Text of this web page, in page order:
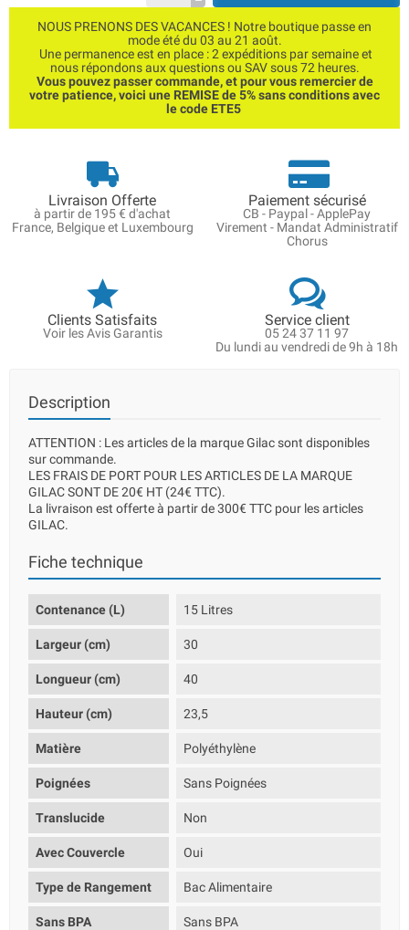
NOUS PRENONS DES VACANCES ! Notre boutique passe en
mode été du 03 au 21 août.
Une permanence est en place : 2 expéditions par semaine et
nous répondons aux questions ou SAV sous 72 heures.
Vous pouvez passer commande, et pour vous remercier de
votre patience, voici une REMISE de 5% sans conditions avec
le code ETE5
Livraison Offerte
à partir de 195 € d'achat
France, Belgique et Luxembourg
Paiement sécurisé
CB - Paypal - ApplePay
Virement - Mandat Administratif
Chorus
Clients Satisfaits
Voir les Avis Garantis
Service client
05 24 37 11 97
Du lundi au vendredi de 9h à 18h
Description
ATTENTION : Les articles de la marque Gilac sont disponibles
sur commande.
LES FRAIS DE PORT POUR LES ARTICLES DE LA MARQUE
GILAC SONT DE 20€ HT (24€ TTC).
La livraison est offerte à partir de 300€ TTC pour les articles
GILAC.
Fiche technique
Contenance (L) 15 Litres
Largeur (cm) 30
Longueur (cm) 40
Hauteur (cm) 23,5
Matière Polyéthylène
Poignées Sans Poignées
Translucide Non
Avec Couvercle Oui
Type de Rangement Bac Alimentaire
Sans BPA Sans BPA